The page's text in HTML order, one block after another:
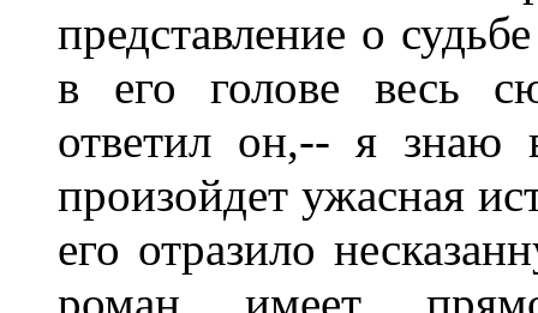
представление о
в его голове весь
ответил он,-- я знаю
произойдет ужасная
его отразило
роман имеет